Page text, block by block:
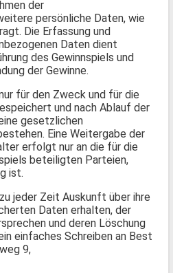
der
persönliche Daten, wie
Die Erfassung und
Daten dient
des Gewinnspiels und
der Gewinne.
für den Zweck und für die
und nach Ablauf der
gesetzlichen
Eine Weitergabe der
erfolgt nur an die für die
beteiligten Parteien,
ist.
jeder Zeit Auskunft über ihre
Daten erhalten, der
und deren Löschung
einfaches Schreiben an Best
9,